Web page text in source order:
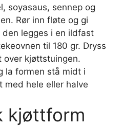
soyasaus, sennep og
Rør inn fløte og gi
legges i en ildfast
til 180 gr. Dryss
over kjøttstuingen.
la formen stå midt i
med hele eller halve
kjøttform